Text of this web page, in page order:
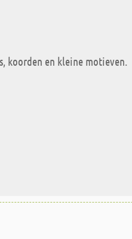
koorden en kleine motieven.